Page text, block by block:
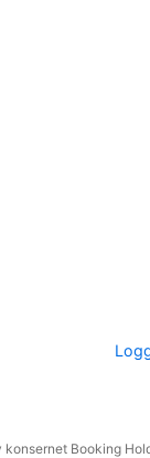
konsernet Booking